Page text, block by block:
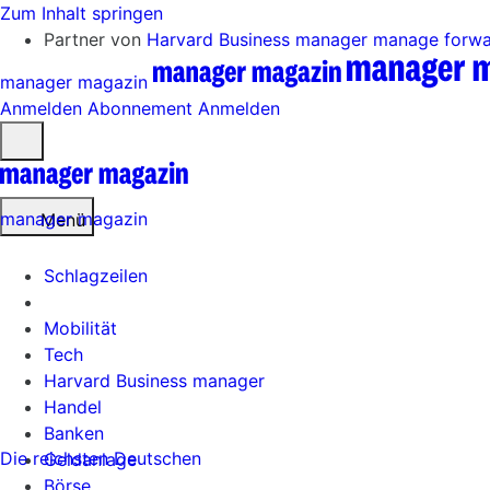
Zum Inhalt springen
Partner von Harvard Business manager manage
manager magazin
Anmelden Abonnement Anmelden
öffnen
Menü
Schlagzeilen
Mobilität
Tech
Harvard Business manager
Handel
Banken
Geldanlage
Börse
manager magazin
Die reichsten Deutschen